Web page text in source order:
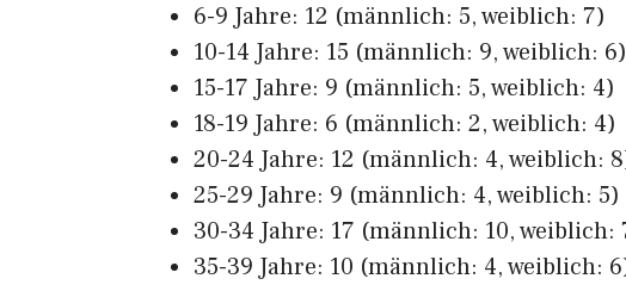
6-9 Jahre: 12 (männlich: 5, weiblich: 7)
10-14 Jahre: 15 (männlich: 9, weiblich: 6)
15-17 Jahre: 9 (männlich: 5, weiblich: 4)
18-19 Jahre: 6 (männlich: 2, weiblich: 4)
20-24 Jahre: 12 (männlich: 4, weiblich:
25-29 Jahre: 9 (männlich: 4, weiblich: 5)
30-34 Jahre: 17 (männlich: 10, weiblich:
35-39 Jahre: 10 (männlich: 4, weiblich: